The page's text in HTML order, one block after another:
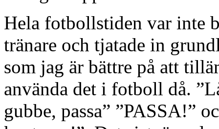
Hela fotbollstiden var inte
tränare och tjatade in
som jag är bättre på att
använda det i fotboll då.
gubbe, passa” ”PASSA!”